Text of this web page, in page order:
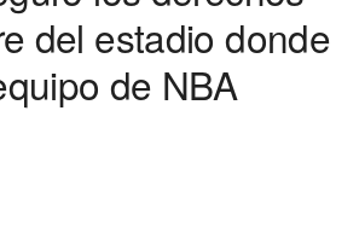
del estadio donde
de NBA